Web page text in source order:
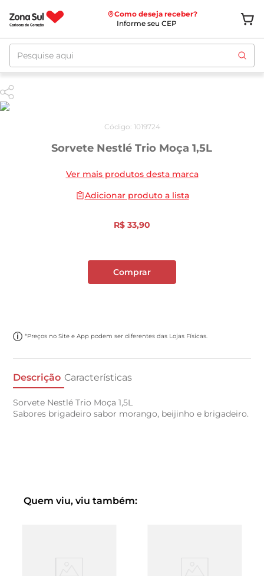
Como deseja receber?
Informe seu CEP
Pesquise aqui
Código: 1019724
Sorvete Nestlé Trio Moça 1,5L
Ver mais produtos desta marca
Adicionar produto a lista
R$ 33,90
Comprar
*Preços no Site e App podem ser diferentes das Lojas Físicas.
Descrição Características
Sorvete Nestlé Trio Moça 1,5L
Sabores brigadeiro sabor morango, beijinho e brigadeiro.
Quem viu, viu também: